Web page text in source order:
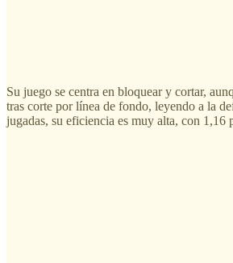
Su juego se centra en bloquear y cortar,
tras corte por línea de fondo, leyendo a la
jugadas, su eficiencia es muy alta, con 1,16